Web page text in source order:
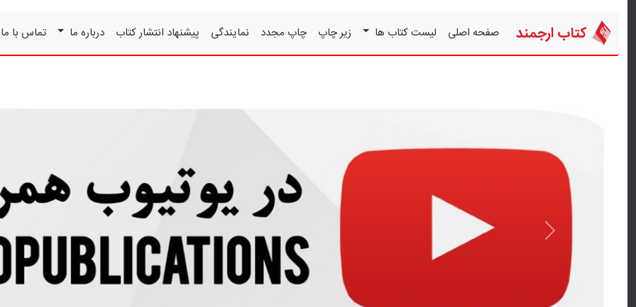
کتاب ارجمند صفحه اصلی لیست کتاب ها زیر چاپ چاپ مجدد نمایندگی پیشنهاد انتشار کتاب درباره ما تماس با
قبلی